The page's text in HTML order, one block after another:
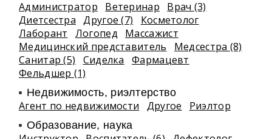
Администратор Ветеринар
Врач (3)
Диетсестра
Другое (7)
Косметолог
Лаборант
Логопед
Массажист
Медицинский представитель
Медсестра (8)
Санитар (5)
Сиделка
Фармацевт
Фельдшер (1)
Недвижимость, риэлтeрство
Агент по недвижимости Другое Риэлтор
Образование, наука